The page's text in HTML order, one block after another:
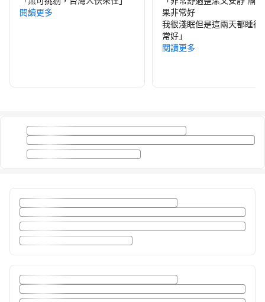
閱讀更多
果非常好
我很淺眠但是這兩天都睡得
常好」
閱讀更多